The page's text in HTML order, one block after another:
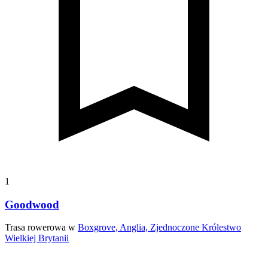
1
Goodwood
Trasa rowerowa w Boxgrove, Anglia, Zjednoczone Królestwo
Wielkiej Brytanii